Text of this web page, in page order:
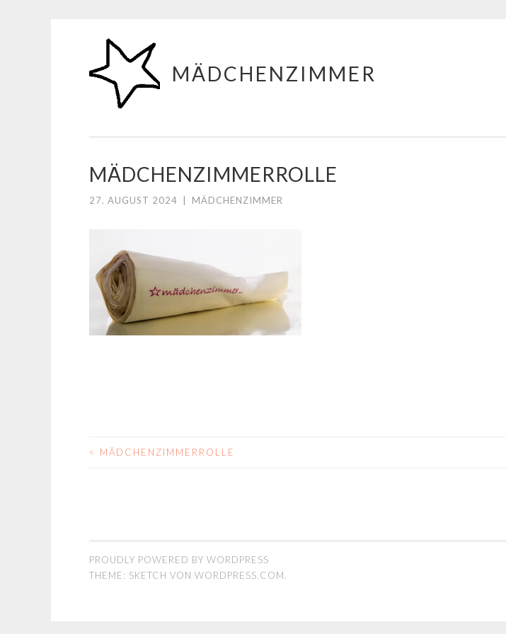
Zum
Inhalt
springen
MÄDCHENZIMMER
MÄDCHENZIMMERROLLE
27. AUGUST 2024 MÄDCHENZIMMER
BEITRAGSNAVIGATION
< MÄDCHENZIMMERROLLE
PROUDLY POWERED BY WORDPRESS
THEME: SKETCH VON WORDPRESS.COM